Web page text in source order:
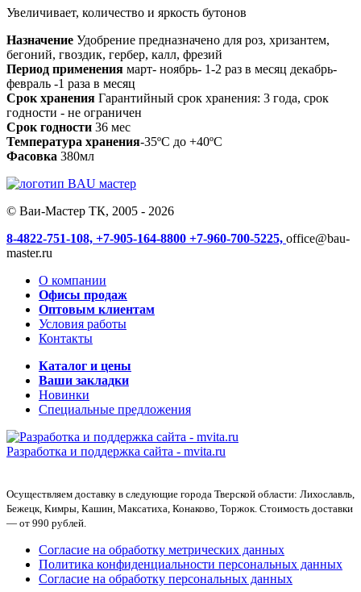
Увеличивает, количество и яркость бутонов
Назначение Удобрение предназначено для роз, хризантем,
бегоний, гвоздик, гербер, калл, фрезий
Период применения март- ноябрь- 1-2 раз в месяц декабрь-
февраль -1 раза в месяц
Срок хранения Гарантийный срок хранения: 3 года, срок
годности - не ограничен
Срок годности 36 мес
Температура хранения-35ºС до +40ºС
Фасовка 380мл
© Ваи-Мастер ТК, 2005 - 2026
8-4822-751-108, +7-905-164-8800 +7-960-700-5225, office@bau-
master.ru
О компании
Офисы продаж
Оптовым клиентам
Условия работы
Контакты
Каталог и цены
Ваши закладки
Новинки
Специальные предложения
Разработка и поддержка сайта - mvita.ru
Осуществляем доставку в следующие города Тверской области: Лихославль,
Бежецк, Кимры, Кашин, Максатиха, Конаково, Торжок. Стоимость доставки
— от 990 рублей.
Согласие на обработку метрических данных
Политика конфиденциальности персональных данных
Согласие на обработку персональных данных